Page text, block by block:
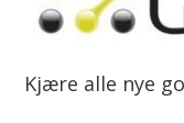
Kjære alle nye